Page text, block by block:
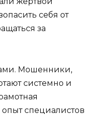
себя от
за
Мошенники,
системно и
специалистов